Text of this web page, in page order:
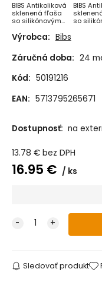
BIBS Antikoliková
sklenená fľaša
so silikónovým
Baby Blue
BIBS
so
Výrobca: Bibs
Záručná doba: 24
Kód: 50191216
EAN: 5713795265671
Dostupnosť: na
13.78 € bez DPH
16.95 € ks
Sledovať produkt